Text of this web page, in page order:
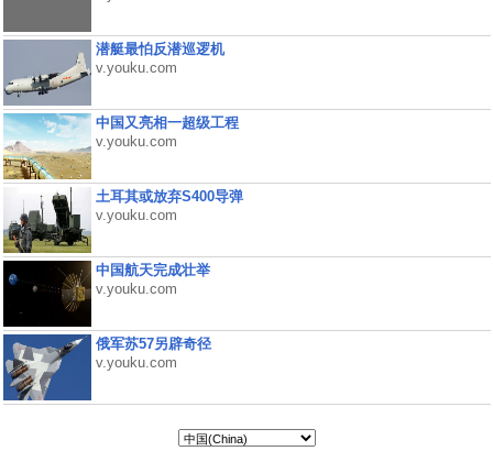
潜艇最怕反潜巡逻机
v.youku.com
中国又亮相一超级工程
v.youku.com
土耳其或放弃S400导弹
v.youku.com
中国航天完成壮举
v.youku.com
俄军苏57另辟奇径
v.youku.com